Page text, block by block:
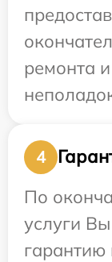
ремонта
4
По
услуги
гарантию